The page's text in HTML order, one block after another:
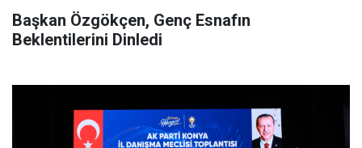
Başkan Özgökçen, Genç Esnafın
Beklentilerini Dinledi